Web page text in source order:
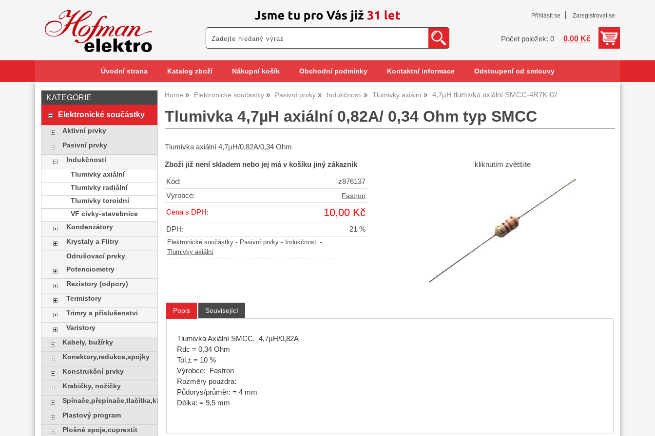
Přihlásit se Zaregistrovat se
Počet položek: 0 0,00 Kč
Úvodní strana Katalog zboží Nákupní košík Obchodní podmínky Kontaktní informace Odstoupení od smlouvy
Home Elektronické součástky Pasivní prvky Indukčnosti Tlumivky axiální 4,7µH tlumivka axiální SMCC-4R7K-02
Tlumivka 4,7µH axiální 0,82A/ 0,34 Ohm typ SMCC
Tlumivka axiální 4,7µH/0,82A/0,34 Ohm
kliknutím zvětšíte
Zboži již není skladem nebo jej má v košíku jiný zákazník
Kód:
z876137
Výrobce:
Fastron
Cena s DPH: 10,00 Kč
DPH: 21 %
Elektronické součástky - Pasivní prvky - Indukčnosti -
Tlumivky axiální
Popis Související
Tlumivka Axiální SMCC, 4,7µH/0,82A
Rdc = 0,34 Ohm
Tol.± = 10 %
Výrobce: Fastron
Rozměry pouzdra:
Půdorys/průměr: = 4 mm
Délka: = 9,5 mm
KATEGORIE
Elektronické součástky
Aktivní prvky
Pasivní prvky
Indukčnosti
Tlumivky axiální
Tlumivky radiální
Tlumivky toroidní
VF cívky-stavebnice
Kondenzátory
Krystaly a Flitry
Odrušovací prvky
Potenciometry
Rezistory (odpory)
Termistory
Trimry a příslušenstvi
Varistory
Kabely, bužírky
Konektory,redukce,spojky
Konstrukční prvky
Krabičky, nožičky
Spínače,přepínače,tlačítka,klávesy
Plastový program
Plošné spoje,cuprextit